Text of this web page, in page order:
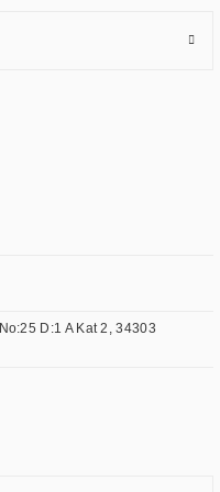
D:1 A Kat 2, 34303